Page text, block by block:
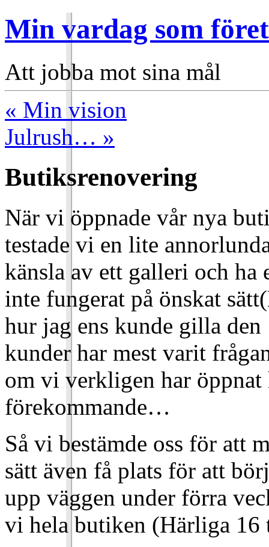
Min vardag som
Att jobba mot sina mål
« Min vision
Julrush… »
Butiksrenovering
När vi öppnade vår nya
testade vi en lite
känsla av ett galleri och
inte fungerat på önskat
hur jag ens kunde gilla
kunder har mest varit
om vi verkligen har
förekommande…
Så vi bestämde oss för att
sätt även få plats för att
upp väggen under förra
vi hela butiken (Härliga 16